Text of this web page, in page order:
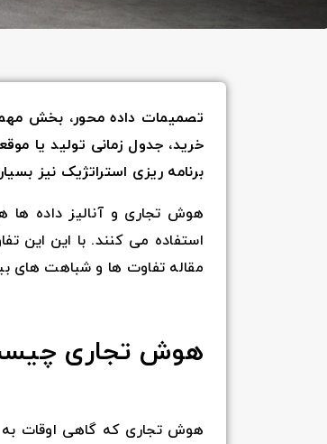
تصمیمات داده محور، بخش
خرید، جدول زمانی تولید یا
برنامه ریزی استراتژیک نیز
هوش تجاری و آنالیز داده ها
استفاده می کنند. با این این
مقاله تفاوت ها و شباهت های
هوش تجاری